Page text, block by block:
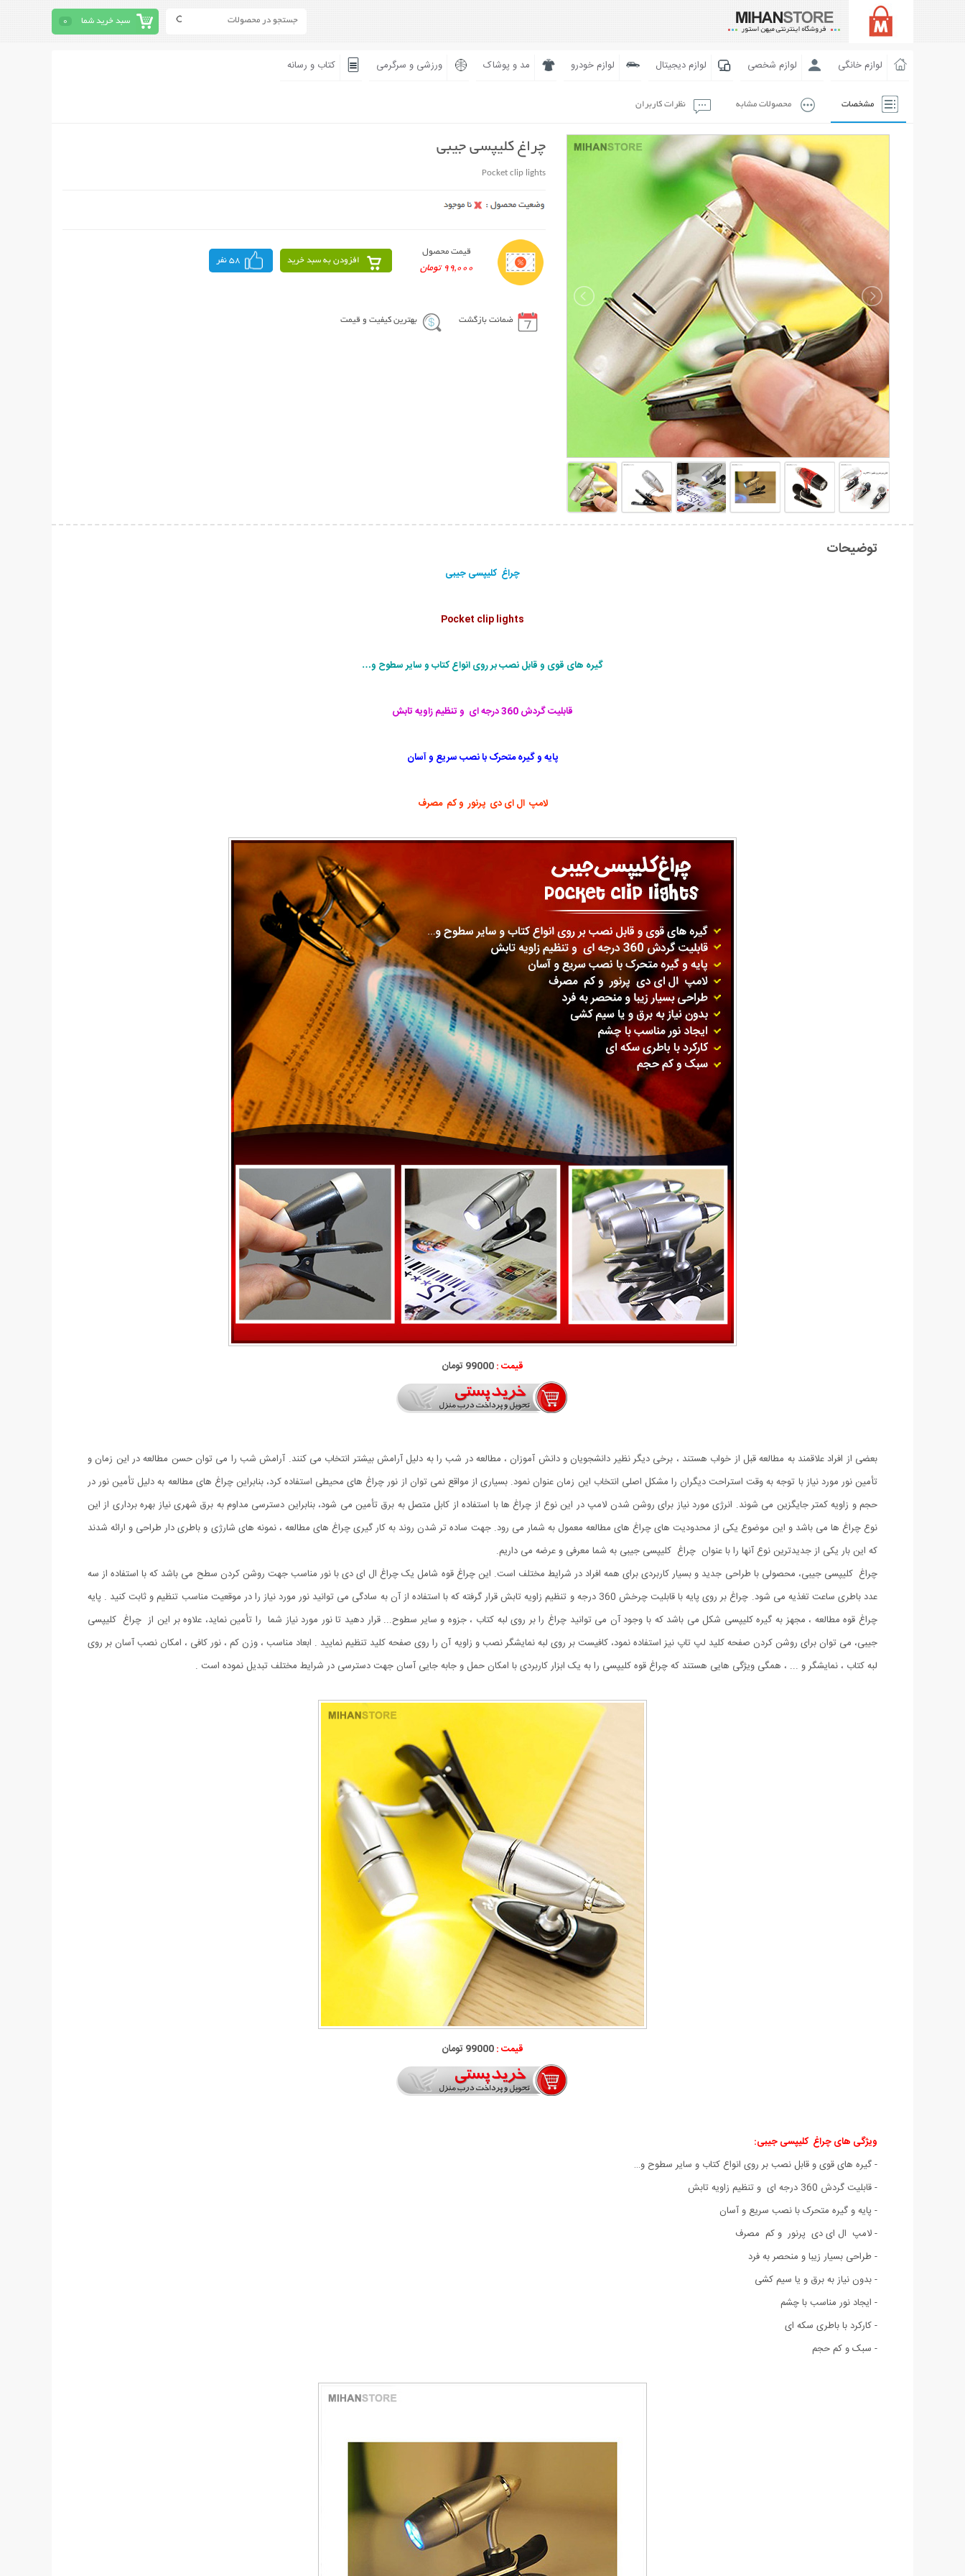
سبد خرید شما 0
لوازم خانگی لوازم شخصی لوازم دیجیتال لوازم خودرو مد و پوشاک ورزشی و سرگرمی کتاب و رسانه
مشخصات محصولات مشابه نظرات کاربران
چراغ کلیپسی جیبی
Pocket clip lights
قیمت محصول
99,000 تومان
افزودن به سبد خرید 58 نفر
ضمانت بازگشت بهترین کیفیت و قیمت
توضیحات
چراغ کلیپسی جیبی
Pocket clip lights
گیره های قوی و قابل نصب بر روی انواع کتاب و سایر سطوح و…
قابلیت گردش 360 درجه ای و تنظیم زاویه تابش
پایه و گیره متحرک با نصب سریع و آسان
لامپ ال ای دی پرنور و کم مصرف
قیمت :99000 تومان
بعضی از افراد علاقمند به مطالعه قبل از خواب هستند ، برخی دیگر نظیر دانشجویان و دانش آموزان ، مطالعه در شب را به دلیل آرامش بیشتر انتخاب می کنند. آرامش شب را می توان حسن مطالعه در این زمان و
تأمین نور مورد نیاز با توجه به وقت استراحت دیگران را مشکل اصلی انتخاب این زمان عنوان نمود. بسیاری از مواقع نمی توان از نور چراغ های محیطی استفاده کرد، بنابراین چراغ های مطالعه به دلیل تأمین نور در
حجم و زاویه کمتر جایگزین می شوند. انرژی مورد نیاز برای روشن شدن لامپ در این نوع از چراغ ها با استفاده از کابل متصل به برق تأمین می شود، بنابراین دسترسی مداوم به برق شهری نیاز بهره برداری از این
نوع چراغ ها می باشد و این موضوع یکی از محدودیت های چراغ های مطالعه معمول به شمار می رود. جهت ساده تر شدن روند به کار گیری چراغ های مطالعه ، نمونه های شارژی و باطری دار طراحی و ارائه شدند
که این بار یکی از جدیدترین نوع آنها را با عنوان چراغ کلیپسی جیبی به شما معرفی و عرضه می داریم.
چراغ کلیپسی جیبی، محصولی با طراحی جدید و بسیار کاربردی برای همه افراد در شرایط مختلف است. این چراغ قوه شامل یک چراغ ال ای دی با نور مناسب جهت روشن کردن سطح می باشد که با استفاده از سه
عدد باطری ساعت تغذیه می شود. چراغ بر روی پایه با قابلیت چرخش 360 درجه و تنظیم زاویه تابش قرار گرفته که با استفاده از آن به سادگی می توانید نور مورد نیاز را در موقعیت مناسب تنظیم و ثابت کنید . پایه
چراغ قوه مطالعه ، مجهز به گیره کلیپسی شکل می باشد که با وجود آن می توانید چراغ را بر روی لبه کتاب ، جزوه و سایر سطوح... قرار دهید تا نور مورد نیاز شما را تأمین نماید، علاوه بر این از چراغ کلیپسی
جیبی، می توان برای روشن کردن صفحه کلید لپ تاپ نیز استفاده نمود، کافیست بر روی لبه نمایشگر نصب و زاویه آن را روی صفحه کلید تنظیم نمایید . ابعاد مناسب ، وزن کم ، نور کافی ، امکان نصب آسان بر روی
لبه کتاب ، نمایشگر و ... ، همگی ویژگی هایی هستند که چراغ قوه کلیپسی را به یک ابزار کاربردی با امکان حمل و جابه جایی آسان جهت دسترسی در شرایط مختلف تبدیل نموده است .
قیمت :99000 تومان
ویژگی های چراغ کلیپسی جیبی:
- گیره های قوی و قابل نصب بر روی انواع کتاب و سایر سطوح و…
- قابلیت گردش 360 درجه ای و تنظیم زاویه تابش
- پایه و گیره متحرک با نصب سریع و آسان
- لامپ ال ای دی پرنور و کم مصرف
- طراحی بسیار زیبا و منحصر به فرد
- بدون نیاز به برق و یا سیم کشی
- ایجاد نور مناسب با چشم
- کارکرد با باطری سکه ای
- سبک و کم حجم